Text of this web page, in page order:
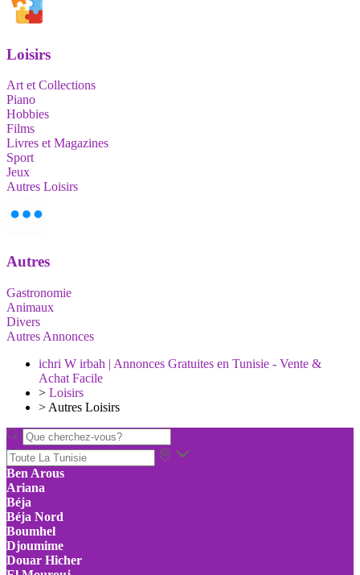
Loisirs
Art et Collections
Piano
Hobbies
Films
Livres et Magazines
Sport
Jeux
Autres Loisirs
Autres
Gastronomie
Animaux
Divers
Autres Annonces
ichri W irbah | Annonces Gratuites en Tunisie - Vente &
Achat Facile
> Loisirs
> Autres Loisirs
Ben Arous
Ariana
Béja
Béja Nord
Boumhel
Djoumime
Douar Hicher